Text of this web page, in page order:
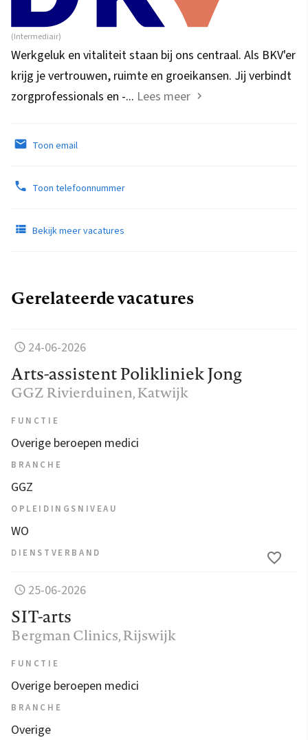
(Intermediair)
Werkgeluk en vitaliteit staan bij ons centraal. Als BKV'er
krijg je vertrouwen, ruimte en groeikansen. Jij verbindt
zorgprofessionals en -... Lees meer
Toon email
Toon telefoonnummer
Bekijk meer vacatures
Gerelateerde vacatures
24-06-2026
Arts-assistent Polikliniek Jong
GGZ Rivierduinen, Katwijk
FUNCTIE
Overige beroepen medici
BRANCHE
GGZ
OPLEIDINGSNIVEAU
WO
DIENSTVERBAND
25-06-2026
SIT-arts
Bergman Clinics, Rijswijk
FUNCTIE
Overige beroepen medici
BRANCHE
Overige